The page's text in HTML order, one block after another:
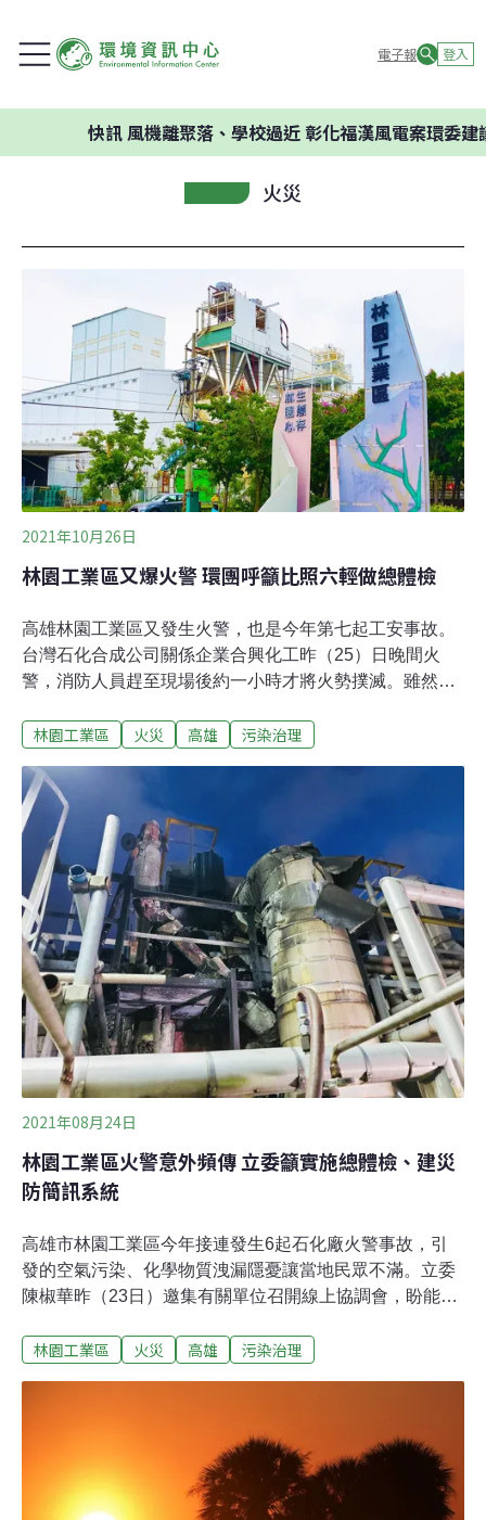
電子報 登入
風機離聚落、學校過近 彰化福漢風電案環委建議不應開
火災
2021年10月26日
林園工業區又爆火警 環團呼籲比照六輕做總體檢
高雄林園工業區又發生火警，也是今年第七起工安事故。
台灣石化合成公司關係企業合興化工昨（25）日晚間火
警，消防人員趕至現場後約一小時才將火勢撲滅。雖然燃
指出對南部空污將是雪上加霜，並呼籲中央政府，應該做
華痛批「玩蘿蔔蹲」林園工業區位於為國內石化工業的重
要據點，設廠廠商主要以化學材料製造業者為主。不過近
來工業區火警事件頻傳，引發環境污染及周遭居民的安全
疑慮。台灣石化合成公司共有台石化、合興、台和科技三
家廠商進駐林園工業區，2019年時台石化也曾爆發2死2傷
的嚴重工安意外。在今年1月，林園工業區內的台苯、亞
聚、信昌及聯成化工接連發生工安事故，而5月及7月聯成
化工及台塑也再度傳出事故，加上昨（25）日合興火警事
故，今年林園工業區已發生七起工安事故。據聯合新聞網
報導，環保局指出現場燃燒第三丁基苯酚，
林園工業區 火災 高雄 污染治理
2021年08月24日
林園工業區火警意外頻傳 立委籲實施總體檢、建災
防簡訊系統
高雄市林園工業區今年接連發生6起石化廠火警事故，引
發的空氣污染、化學物質洩漏隱憂讓當地民眾不滿。立委
陳椒華昨（23日）邀集有關單位召開線上協調會，盼能針
訊系統，在事故發生時迅速通知民眾。經濟部工業局官員
送計畫書申請發送災防細胞簡訊，後續會針對簡訊內容、
發送對象以及相關演練措施展開規劃。林園工業區今年發
生6起工安事故 民眾怒：活在陰影中林園工業區位在高雄
林園工業區 火災 高雄 污染治理